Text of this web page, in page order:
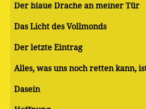
Der blaue Drache an meiner Tür
Das Licht des Vollmonds
Der letzte Eintrag
Alles, was uns noch retten kann,
Dasein